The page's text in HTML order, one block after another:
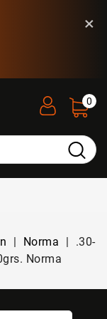
×
0
Norma
.30-
Norma